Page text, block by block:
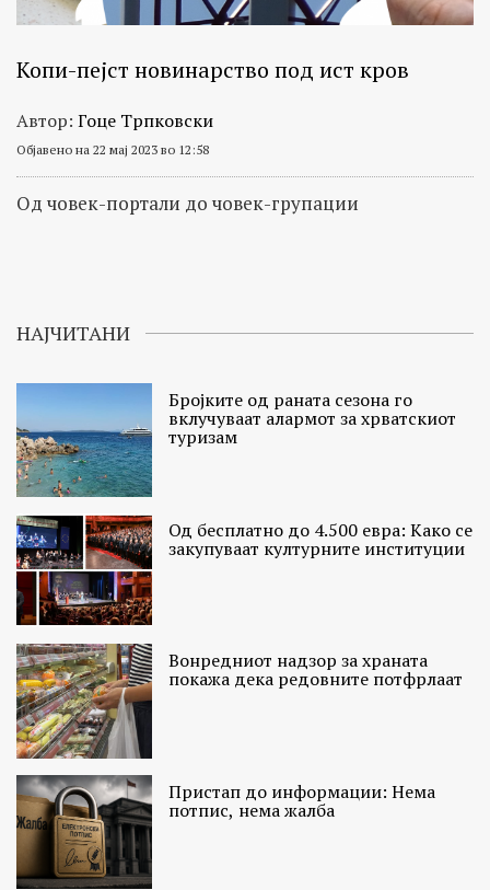
Копи-пејст новинарство под ист кров
Автор: Гоце Трпковски
Објавено на 22 мај 2023 во 12:58
Oд човек-портали до човек-групации
НАЈЧИТАНИ
Бројките од раната сезона го
вклучуваат алармот за хрватскиот
туризам
Од бесплатно до 4.500 евра: Како се
закупуваат културните институции
Вонредниот надзор за храната
покажа дека редовните потфрлаат
Пристап до информации: Нема
потпис, нема жалба